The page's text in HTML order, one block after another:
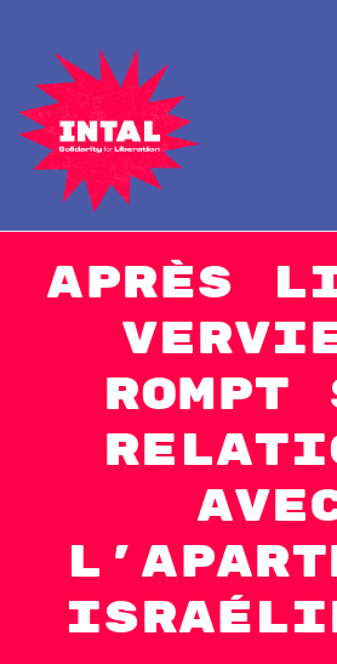
Intal
Globalize Solidarity!
Après
rompt